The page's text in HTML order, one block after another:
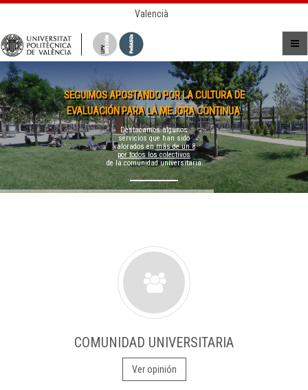
Valencià
SEGUIMOS APOSTANDO POR LA CULTURA DE
EVALUACIÓN PARA LA MEJORA CONTINUA.
Destacamos algunos
servicios que han sido
valorados enmás de un 8
por todos los colectivos
de la comunidad universitaria
COMUNIDAD UNIVERSITARIA
Ver opinión